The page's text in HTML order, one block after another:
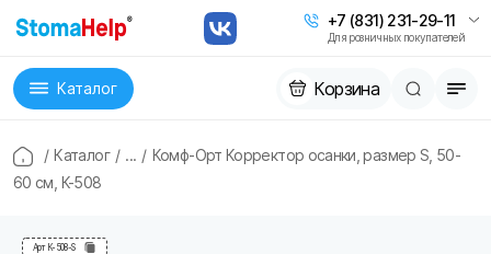
+7 (831) 231-29-11
Для розничных покупателей
Каталог Корзина
/ Каталог / ... / Комф-Орт Корректор осанки, размер S, 50-
60 см, К-508
Арт К-508-S